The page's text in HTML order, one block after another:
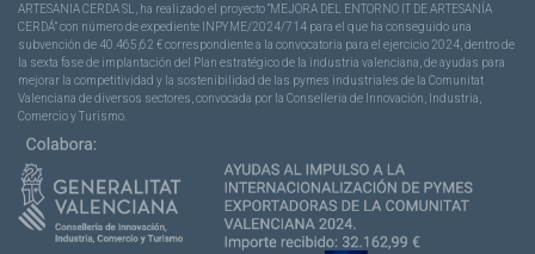
ARTESANIA CERDA SL, ha realizado el proyecto “MEJORA DEL ENTORNO IT DE ARTESANÍA
CERDÁ” con número de expediente INPYME/2024/714 para el que ha conseguido una
subvención de 40.465,62 € correspondiente a la convocatoria para el ejercicio 2024, dentro de
la sexta fase de implantación del Plan estratégico de la industria valenciana, de ayudas para
mejorar la competitividad y la sostenibilidad de las pymes industriales de la Comunitat
Valenciana de diversos sectores, convocada por la Conselleria de Innovación, Industria,
Comercio y Turismo.